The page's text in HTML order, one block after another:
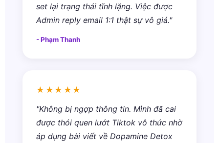
set lại trạng thái tĩnh lặng. Việc được
Admin reply email 1:1 thật sự vô giá."
- Phạm Thanh
★★★★★
"Không bị ngợp thông tin. Mình đã cai
được thói quen lướt Tiktok vô thức nhờ
áp dụng bài viết về Dopamine Detox